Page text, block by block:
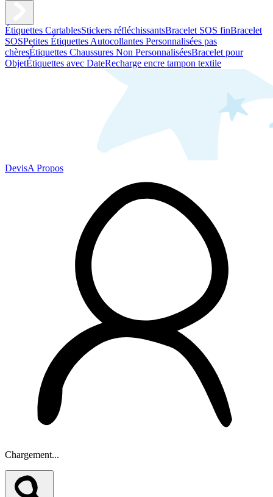
Étiquettes CartablesStickers réfléchissantsBracelet SOS finBracelet
SOSPetites Étiquettes Autocollantes Personnalisées pas
chèresÉtiquettes Chaussures Non PersonnaliséesBracelet pour
ObjetÉtiquettes avec DateRecharge encre tampon textile
DevisA Propos
Chargement...